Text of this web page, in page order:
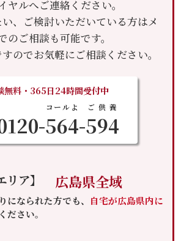
ヤルへご連絡ください。
、ご検討いただいている方はメ
のご相談も可能です。
のでお気軽にご相談ください。
無料・365日24時間受付中
564
コールよ
-594
ご供養
リア】 広島県全域
なられた方でも、 自宅が広島県内に
ださい。